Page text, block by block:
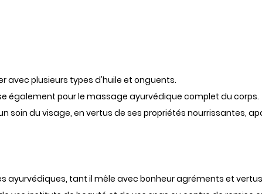
avec plusieurs types d'huile et onguents.
également pour le massage ayurvédique complet du corps.
soin du visage, en vertus de ses propriétés nourrissantes,
ayurvédiques, tant il mêle avec bonheur agréments et